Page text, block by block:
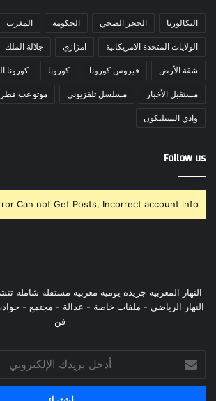
البكالوريا الحجر الصحي الحكومة المغرب
الولايات المتحدة الامريكانية امزازي جلالة الملك
شقة الأرض فيروس كورونا كورونا كورونا
مستقبل الأخبار مسلسل تلفزيونى موتو غب قطر
وادي السيليكون
Follow us
Can not Get Posts, Incorrect account info.
النهار المغربية جريدة يومية مغربية مستقلة شاملة
النهار الرياضي - ملفات خاصة - عدالة - مجتمع -
فن
بريدك
الإلكتروني